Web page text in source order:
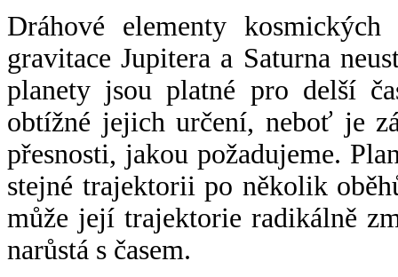
Dráhové elementy
gravitace Jupitera a Saturna
planety jsou platné pro delší
obtížné jejich určení, neboť je
přesnosti, jakou požadujeme.
stejné trajektorii po několik
může její trajektorie radikálně
narůstá s časem.